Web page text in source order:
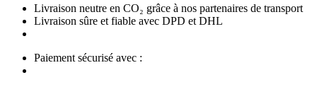
Livraison neutre en CO₂ grâce à nos partenaires de transport
Livraison sûre et fiable avec DPD et DHL
Paiement sécurisé avec :